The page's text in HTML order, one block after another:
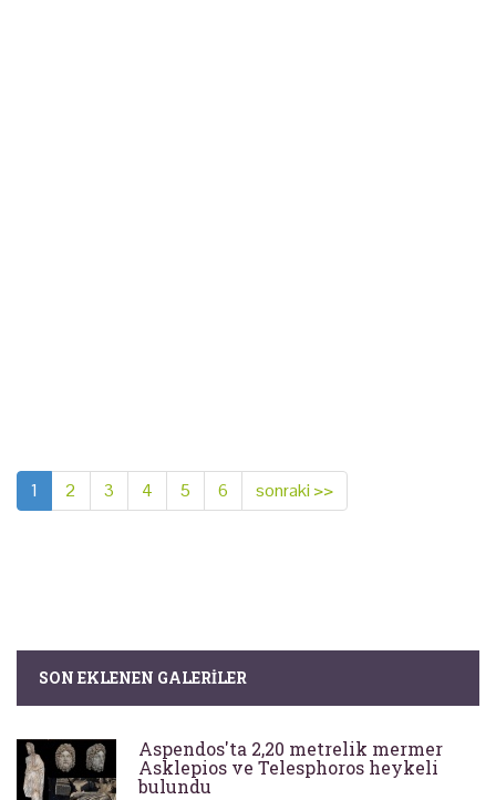
1 2 3 4 5 6 sonraki >>
SON EKLENEN GALERILER
Aspendos'ta 2,20 metrelik mermer
Asklepios ve Telesphoros heykeli
bulundu